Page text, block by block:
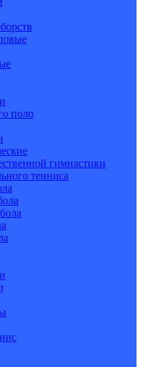
поло
гимнастики
тенниса